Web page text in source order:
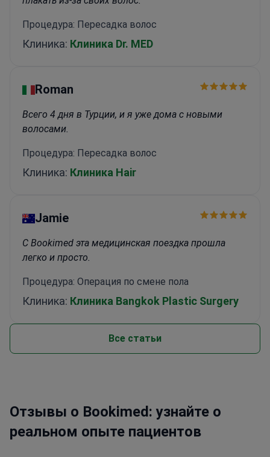
Процедура: Пересадка волос
Клиника: Клиника Dr. MED
Roman
Всего 4 дня в Турции, и я уже дома с новыми
волосами.
Процедура: Пересадка волос
Клиника: Клиника Hair
Jamie
С Bookimed эта медицинская поездка прошла
легко и просто.
Процедура: Операция по смене пола
Клиника: Клиника Bangkok Plastic Surgery
Все статьи
Отзывы о Bookimed: узнайте о
реальном опыте пациентов